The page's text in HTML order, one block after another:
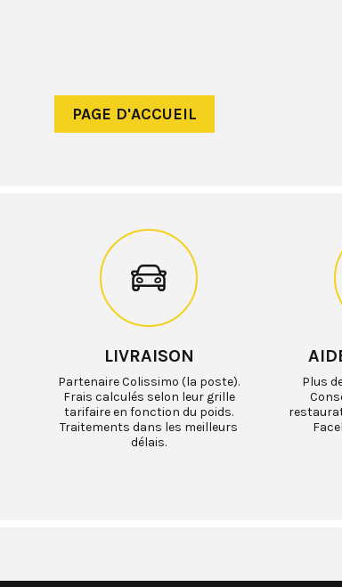
LIVRAISON
Partenaire Colissimo (la poste).
Frais calculés selon leur grille
tarifaire en fonction du poids.
Traitements dans les meilleurs
délais.
Plus